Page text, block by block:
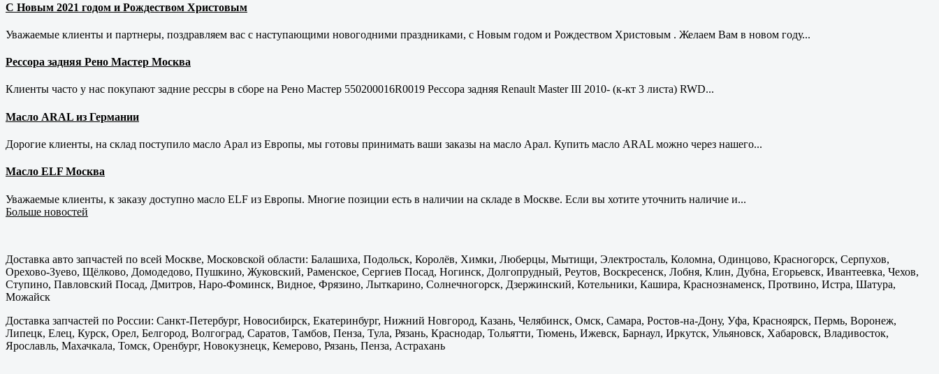
С Новым 2021 годом и Рождеством Христовым
Уважаемые клиенты и партнеры, поздравляем вас с наступающими новогодними праздниками, с Новым годом и Рождеством Христовым . Желаем Вам в новом году...
Рессора задняя Рено Мастер Москва
Клиенты часто у нас покупают задние рессры в сборе на Рено Мастер 550200016R0019 Рессора задняя Renault Master III 2010- (к-кт 3 листа) RWD...
Масло ARAL из Германии
Дорогие клиенты, на склад поступило масло Арал из Европы, мы готовы принимать ваши заказы на масло Арал. Купить масло ARAL можно через нашего...
Масло ELF Москва
Уважаемые клиенты, к заказу доступно масло ELF из Европы. Многие позиции есть в наличии на складе в Москве. Если вы хотите уточнить наличие и...
Больше новостей
Доставка авто запчастей по всей Москве, Московской области: Балашиха, Подольск, Королёв, Химки, Люберцы, Мытищи, Электросталь, Коломна, Одинцово, Красногорск, Серпухов,
Орехово-Зуево, Щёлково, Домодедово, Пушкино, Жуковский, Раменское, Сергиев Посад, Ногинск, Долгопрудный, Реутов, Воскресенск, Лобня, Клин, Дубна, Егорьевск, Ивантеевка, Чехов,
Ступино, Павловский Посад, Дмитров, Наро-Фоминск, Видное, Фрязино, Лыткарино, Солнечногорск, Дзержинский, Котельники, Кашира, Краснознаменск, Протвино, Истра, Шатура,
Можайск
Доставка запчастей по России: Санкт-Петербург, Новосибирск, Екатеринбург, Нижний Новгород, Казань, Челябинск, Омск, Самара, Ростов-на-Дону, Уфа, Красноярск, Пермь, Воронеж,
Липецк, Елец, Курск, Орел, Белгород, Волгоград, Саратов, Тамбов, Пенза, Тула, Рязань, Краснодар, Тольятти, Тюмень, Ижевск, Барнаул, Иркутск, Ульяновск, Хабаровск, Владивосток,
Ярославль, Махачкала, Томск, Оренбург, Новокузнецк, Кемерово, Рязань, Пенза, Астрахань